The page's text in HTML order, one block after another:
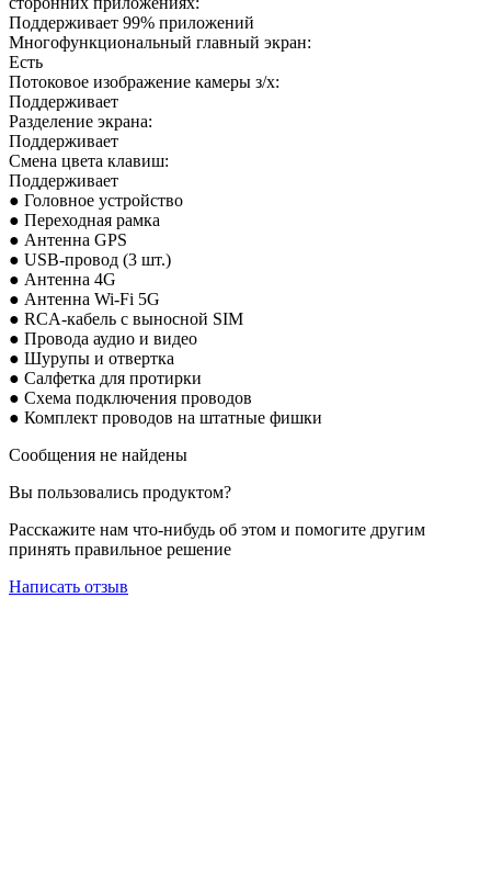
Поддерживает 99% приложений
Многофункциональный главный экран:
Есть
Потоковое изображение камеры з/х:
Поддерживает
Разделение экрана:
Поддерживает
Смена цвета клавиш:
Поддерживает
● Головное устройство
● Переходная рамка
● Антенна GPS
● USB-провод (3 шт.)
● Антенна 4G
● Антенна Wi-Fi 5G
● RCA-кабель с выносной SIM
● Провода аудио и видео
● Шурупы и отвертка
● Салфетка для протирки
● Схема подключения проводов
● Комплект проводов на штатные фишки
Сообщения не найдены
Вы пользовались продуктом?
Расскажите нам что-нибудь об этом и помогите другим
принять правильное решение
Написать отзыв